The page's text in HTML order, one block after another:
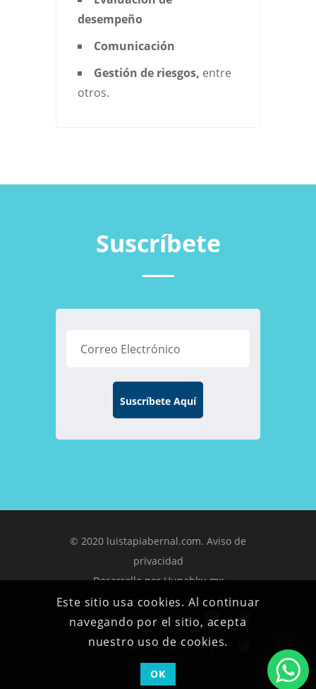
desempeño
Comunicación
Gestión de riesgos, entre
otros.
Suscríbete
© 2020 luistapiabernal.com. Aviso de
privacidad
Desarrollo porHunabku.mx
Podcast
Redes Sociales
Este sitio usa cookies. Al continuar
navegando por el sitio, acepta
nuestro uso de cookies.
OK